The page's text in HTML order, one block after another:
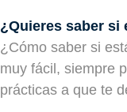
¿Quieres saber si
¿Cómo saber si
muy fácil, siempre
prácticas a que te